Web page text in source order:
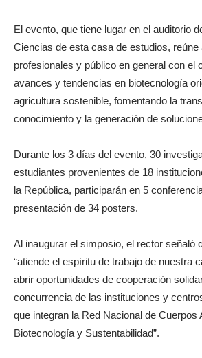
El evento, que tiene lugar en el auditorio
Ciencias de esta casa de estudios, reúne
profesionales y público en general con el
avances y tendencias en biotecnología
agricultura sostenible, fomentando la
conocimiento y la generación de
Durante los 3 días del evento, 30
estudiantes provenientes de 18
la República, participarán en 5
presentación de 34 posters.
Al inaugurar el simposio, el rector señaló
“atiende el espíritu de trabajo de nuestra
abrir oportunidades de cooperación
concurrencia de las instituciones y
que integran la Red Nacional de Cuerpos
Biotecnología y Sustentabilidad”.